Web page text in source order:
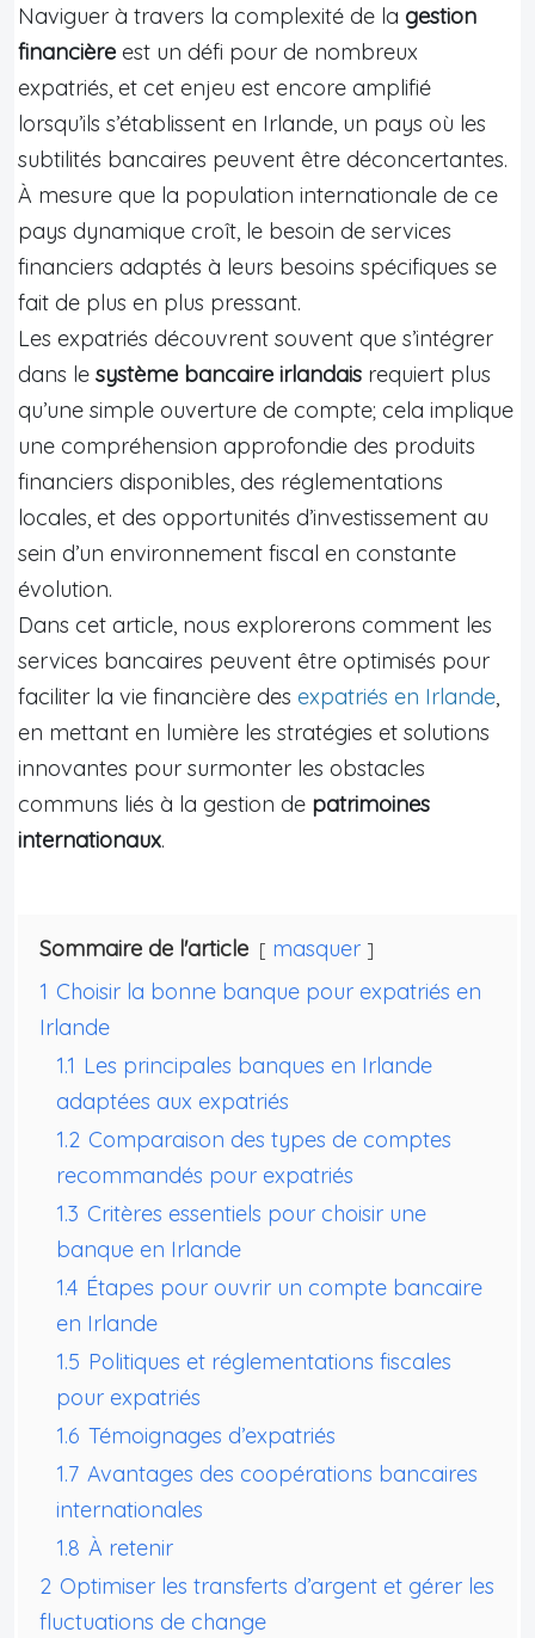
Naviguer à travers la complexité de la gestion
financière est un défi pour de nombreux
expatriés, et cet enjeu est encore amplifié
lorsqu’ils s’établissent en Irlande, un pays où les
subtilités bancaires peuvent être déconcertantes.
À mesure que la population internationale de ce
pays dynamique croît, le besoin de services
financiers adaptés à leurs besoins spécifiques se
fait de plus en plus pressant.
Les expatriés découvrent souvent que s’intégrer
dans le système bancaire irlandais requiert plus
qu’une simple ouverture de compte; cela implique
une compréhension approfondie des produits
financiers disponibles, des réglementations
locales, et des opportunités d’investissement au
sein d’un environnement fiscal en constante
évolution.
Dans cet article, nous explorerons comment les
services bancaires peuvent être optimisés pour
faciliter la vie financière des expatriés en Irlande,
en mettant en lumière les stratégies et solutions
innovantes pour surmonter les obstacles
communs liés à la gestion de patrimoines
internationaux.
Sommaire de l'article
masquer
1 Choisir la bonne banque pour expatriés en
Irlande
1.1 Les principales banques en Irlande
adaptées aux expatriés
1.2 Comparaison des types de comptes
recommandés pour expatriés
1.3 Critères essentiels pour choisir une
banque en Irlande
1.4 Étapes pour ouvrir un compte bancaire
en Irlande
1.5 Politiques et réglementations fiscales
pour expatriés
1.6 Témoignages d’expatriés
1.7 Avantages des coopérations bancaires
internationales
1.8 À retenir
2 Optimiser les transferts d’argent et gérer les
fluctuations de change